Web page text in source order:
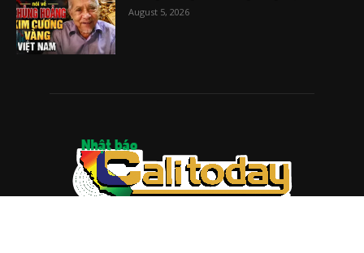
August 5, 2026